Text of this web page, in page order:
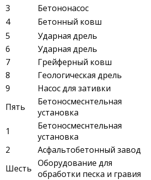
3
Бетононасос
4
Бетонный ковш
5 Ударная дрель
6
Ударная дрель
7
Грейферный ковш
8
Геологическая дрель
9
Насос для зативки
Пять
Бетоносмеснтельная
установка
1
Бетоносмеснтельная
установка
2
Асфальтобетонный завод
Шесть Оборудование для
обработки песка и гравия